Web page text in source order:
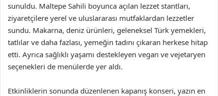
sunuldu. Maltepe Sahili boyunca açılan lezzet stantları,
ziyaretçilere yerel ve uluslararası mutfaklardan lezzetler
sundu. Makarna, deniz ürünleri, geleneksel Türk yemekleri,
tatlılar ve daha fazlası, yemeğin tadını çıkaran herkese hitap
etti. Ayrıca sağlıklı yaşamı destekleyen vegan ve vejetaryen
seçenekleri de menülerde yer aldı.
Etkinliklerin sonunda düzenlenen kapanış konseri, yazın en